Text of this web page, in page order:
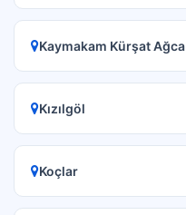
Kaymakam Kürşat Ağca
Kızılgöl
Koçlar